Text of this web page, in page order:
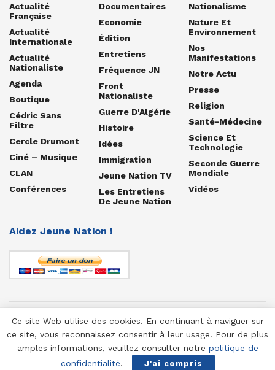
Actualité
Française
Actualité
Internationale
Actualité
Nationaliste
Agenda
Boutique
Cédric Sans
Filtre
Cercle Drumont
Ciné – Musique
CLAN
Conférences
Documentaires
Economie
Édition
Entretiens
Fréquence JN
Front
Nationaliste
Guerre D'Algérie
Histoire
Idées
Immigration
Jeune Nation TV
Les Entretiens
De Jeune Nation
Nationalisme
Nature Et
Environnement
Nos
Manifestations
Notre Actu
Presse
Religion
Santé-Médecine
Science Et
Technologie
Seconde Guerre
Mondiale
Vidéos
Aidez Jeune Nation !
© 1958-2025 Jeune Nation
Ce site Web utilise des cookies. En continuant à naviguer sur
ce site, vous reconnaissez consentir à leur usage. Pour de plus
amples informations, veuillez consulter notre politique de
confidentialité. J'ai compris